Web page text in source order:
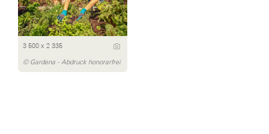
3 500 x 2 335
© Gardena - Abdruck honorarfrei